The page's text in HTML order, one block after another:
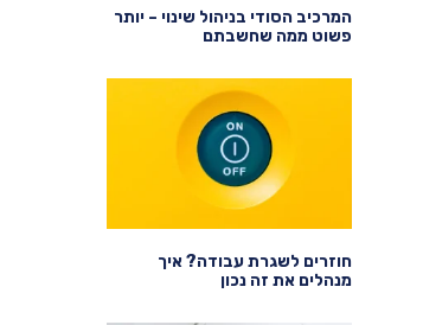
המרכיב הסודי בניהול שינוי – יותר
פשוט ממה שחשבתם
חוזרים לשגרת עבודה? איך
מנהלים את זה נכון